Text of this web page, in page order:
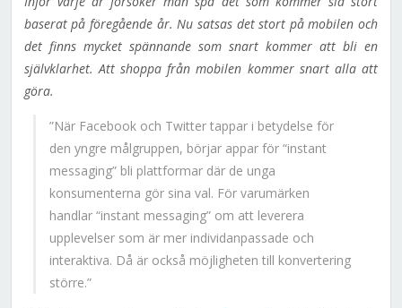
baserat på föregående år. Nu satsas det stort på mobilen och
det finns mycket spännande som snart kommer att bli en
självklarhet. Att shoppa från mobilen kommer snart alla att
göra.
”När Facebook och Twitter tappar i betydelse för
den yngre målgruppen, börjar appar för “instant
messaging” bli plattformar där de unga
konsumenterna gör sina val. För varumärken
handlar “instant messaging” om att leverera
upplevelser som är mer individanpassade och
interaktiva. Då är också möjligheten till konvertering
större.”